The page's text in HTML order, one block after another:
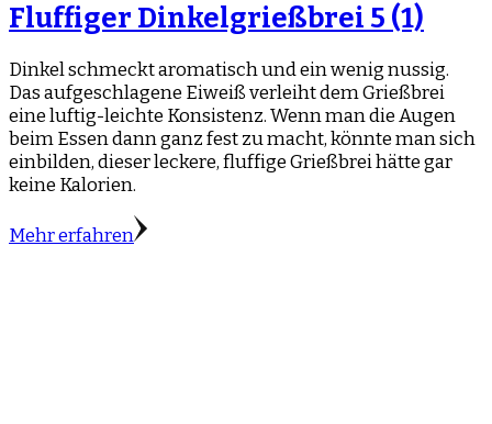
Fluffiger Dinkelgrießbrei 5 (1)
Dinkel schmeckt aromatisch und ein wenig nussig.
Das aufgeschlagene Eiweiß verleiht dem Grießbrei
eine luftig-leichte Konsistenz. Wenn man die Augen
beim Essen dann ganz fest zu macht, könnte man sich
einbilden, dieser leckere, fluffige Grießbrei hätte gar
keine Kalorien.
Mehr erfahren